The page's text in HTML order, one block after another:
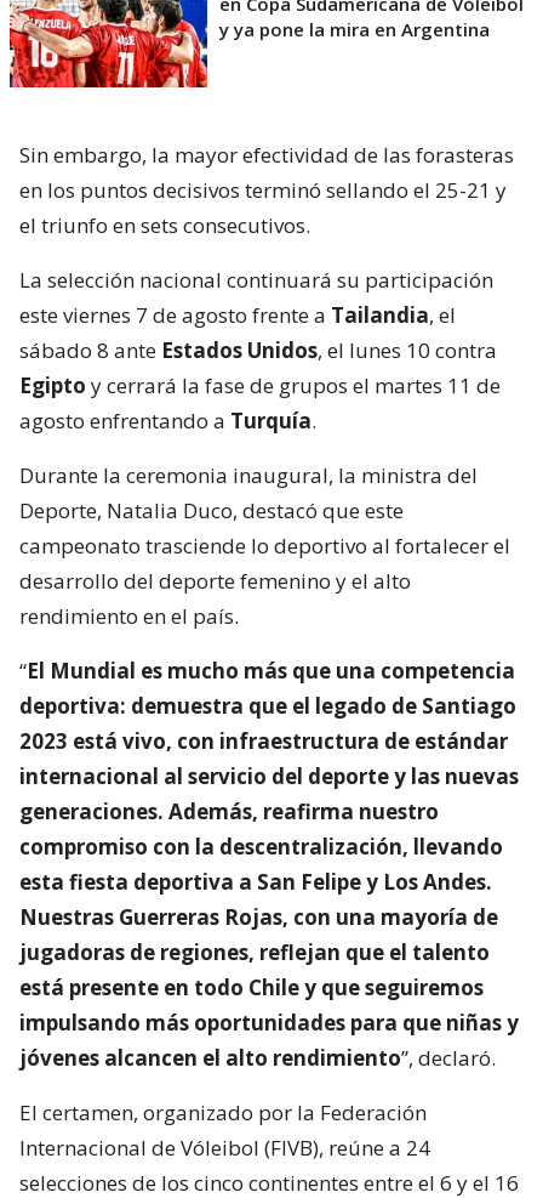
y ya pone la mira en Argentina
Sin embargo, la mayor efectividad de las forasteras
en los puntos decisivos terminó sellando el 25-21 y
el triunfo en sets consecutivos.
La selección nacional continuará su participación
este viernes 7 de agosto frente a Tailandia, el
sábado 8 ante Estados Unidos, el lunes 10 contra
Egipto y cerrará la fase de grupos el martes 11 de
agosto enfrentando a Turquía.
Durante la ceremonia inaugural, la ministra del
Deporte, Natalia Duco, destacó que este
campeonato trasciende lo deportivo al fortalecer el
desarrollo del deporte femenino y el alto
rendimiento en el país.
“El Mundial es mucho más que una competencia
deportiva: demuestra que el legado de Santiago
2023 está vivo, con infraestructura de estándar
internacional al servicio del deporte y las nuevas
generaciones. Además, reafirma nuestro
compromiso con la descentralización, llevando
esta fiesta deportiva a San Felipe y Los Andes.
Nuestras Guerreras Rojas, con una mayoría de
jugadoras de regiones, reflejan que el talento
está presente en todo Chile y que seguiremos
impulsando más oportunidades para que niñas y
jóvenes alcancen el alto rendimiento”, declaró.
El certamen, organizado por la Federación
Internacional de Vóleibol (FIVB), reúne a 24
selecciones de los cinco continentes entre el 6 y el 16